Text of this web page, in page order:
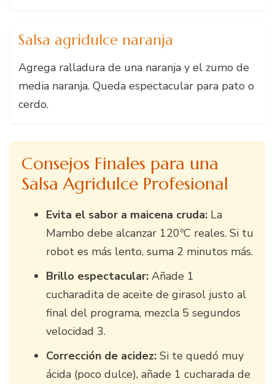
Salsa agridulce naranja
Agrega ralladura de una naranja y el zumo de
media naranja. Queda espectacular para pato o
cerdo.
Consejos Finales para una
Salsa Agridulce Profesional
Evita el sabor a maicena cruda: La
Mambo debe alcanzar 120ºC reales. Si tu
robot es más lento, suma 2 minutos más.
Brillo espectacular: Añade 1
cucharadita de aceite de girasol justo al
final del programa, mezcla 5 segundos
velocidad 3.
Corrección de acidez: Si te quedó muy
ácida (poco dulce), añade 1 cucharada de